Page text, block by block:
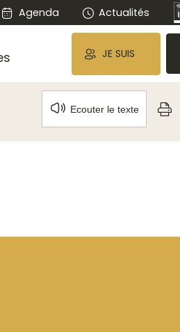
Agenda Actualités
JE SUIS
Ecouter le texte